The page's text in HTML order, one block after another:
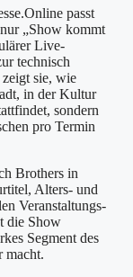
passt
„Show kommt
Live-
technisch
sie, wie
in der Kultur
sondern
pro Termin
Brothers in
Alters- und
Veranstaltungs-
die Show
Segment des
macht.